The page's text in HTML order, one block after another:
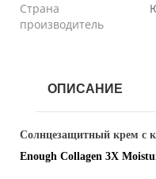
Страна
производитель
ОПИСАНИЕ
Солнцезащитный крем с
Enough Collagen 3X